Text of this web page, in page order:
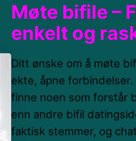
Møte bifile –
enkelt og
Ditt ønske om å møte
ekte, åpne
finne noen som forstår
enn andre bifil
faktisk stemmer, og